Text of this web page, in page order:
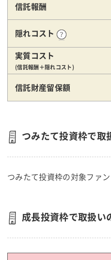
信託報酬
隠れコスト
実質コスト
(信託報酬＋隠れコスト)
信託財産留保額
つみたて投資枠で取
つみたて投資枠の対象ファ
成長投資枠で取扱い